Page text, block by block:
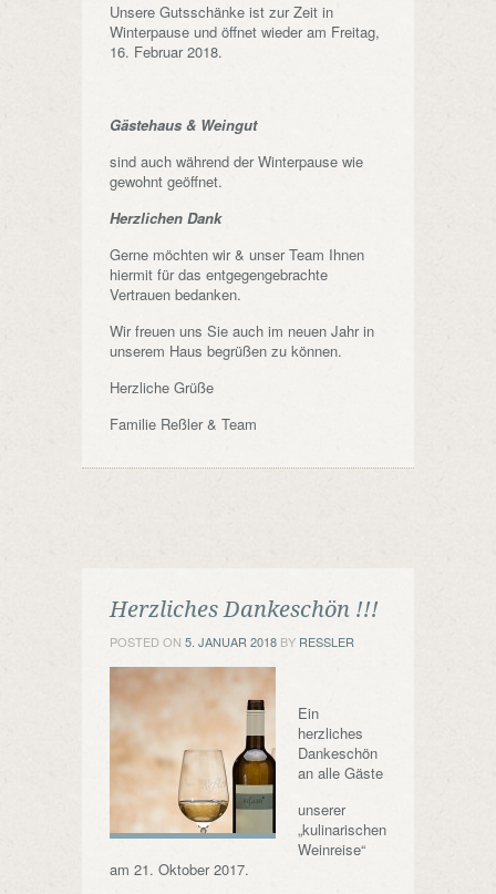
Unsere Gutsschänke ist zur Zeit in
Winterpause und öffnet wieder am Freitag,
16. Februar 2018.
Gästehaus & Weingut
sind auch während der Winterpause wie
gewohnt geöffnet.
Herzlichen Dank
Gerne möchten wir & unser Team Ihnen
hiermit für das entgegengebrachte
Vertrauen bedanken.
Wir freuen uns Sie auch im neuen Jahr in
unserem Haus begrüßen zu können.
Herzliche Grüße
Familie Reßler & Team
Herzliches Dankeschön !!!
POSTED ON 5. JANUAR 2018 BY RESSLER
Ein
herzliches
Dankeschön
an alle Gäste
unserer
„kulinarischen
Weinreise“
am 21. Oktober 2017.